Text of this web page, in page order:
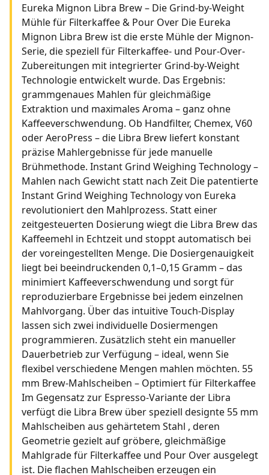
Eureka Mignon Libra Brew – Die Grind-by-Weight
Mühle für Filterkaffee & Pour Over Die Eureka
Mignon Libra Brew ist die erste Mühle der Mignon-
Serie, die speziell für Filterkaffee- und Pour-Over-
Zubereitungen mit integrierter Grind-by-Weight
Technologie entwickelt wurde. Das Ergebnis:
grammgenaues Mahlen für gleichmäßige
Extraktion und maximales Aroma – ganz ohne
Kaffeeverschwendung. Ob Handfilter, Chemex, V60
oder AeroPress – die Libra Brew liefert konstant
präzise Mahlergebnisse für jede manuelle
Brühmethode. Instant Grind Weighing Technology –
Mahlen nach Gewicht statt nach Zeit Die patentierte
Instant Grind Weighing Technology von Eureka
revolutioniert den Mahlprozess. Statt einer
zeitgesteuerten Dosierung wiegt die Libra Brew das
Kaffeemehl in Echtzeit und stoppt automatisch bei
der voreingestellten Menge. Die Dosiergenauigkeit
liegt bei beeindruckenden 0,1–0,15 Gramm – das
minimiert Kaffeeverschwendung und sorgt für
reproduzierbare Ergebnisse bei jedem einzelnen
Mahlvorgang. Über das intuitive Touch-Display
lassen sich zwei individuelle Dosiermengen
programmieren. Zusätzlich steht ein manueller
Dauerbetrieb zur Verfügung – ideal, wenn Sie
flexibel verschiedene Mengen mahlen möchten. 55
mm Brew-Mahlscheiben – Optimiert für Filterkaffee
Im Gegensatz zur Espresso-Variante der Libra
verfügt die Libra Brew über speziell designte 55 mm
Mahlscheiben aus gehärtetem Stahl , deren
Geometrie gezielt auf gröbere, gleichmäßige
Mahlgrade für Filterkaffee und Pour Over ausgelegt
ist. Die flachen Mahlscheiben erzeugen ein